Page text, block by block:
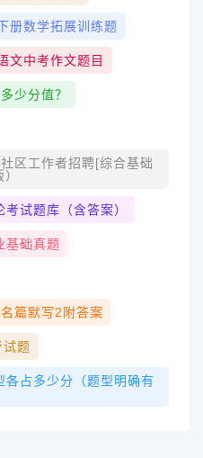
册数学拓展训练题
文中考作文题目
少分值？
区工作者招聘[综合基础
试题库（含答案）
基础真题
篇默写2附答案
试题
占多少分（题型明确有